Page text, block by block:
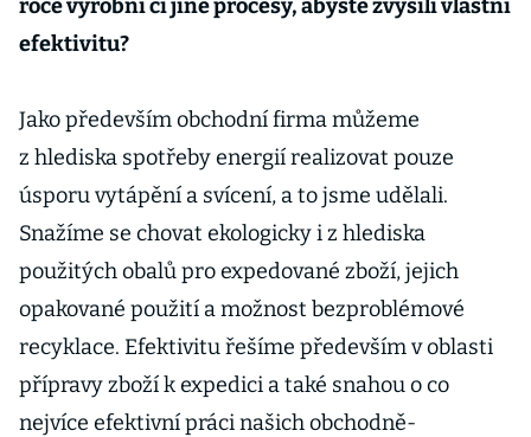
roce výrobní či jiné procesy, abyste zvýšili vlastní
efektivitu?
Jako především obchodní firma můžeme
z hlediska spotřeby energií realizovat pouze
úsporu vytápění a svícení, a to jsme udělali.
Snažíme se chovat ekologicky i z hlediska
použitých obalů pro expedované zboží, jejich
opakované použití a možnost bezproblémové
recyklace. Efektivitu řešíme především v oblasti
přípravy zboží k expedici a také snahou o co
nejvíce efektivní práci našich obchodně-